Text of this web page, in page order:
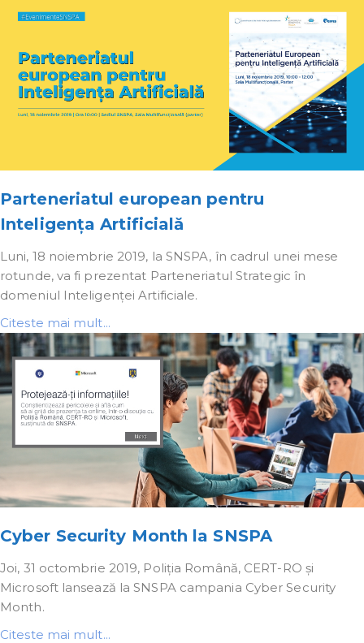
Parteneriatul european pentru
Inteligența Artificială
Luni, 18 noiembrie 2019, la SNSPA, în cadrul unei mese
rotunde, va fi prezentat Parteneriatul Strategic în
domeniul Inteligenței Artificiale.
Citeste mai mult...
Cyber Security Month la SNSPA
Joi, 31 octombrie 2019, Poliția Română, CERT-RO și
Microsoft lansează la SNSPA campania Cyber Security
Month.
Citeste mai mult...